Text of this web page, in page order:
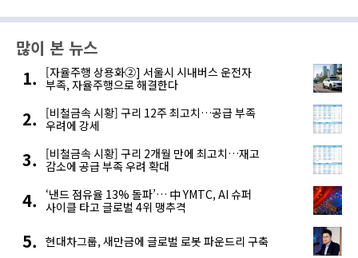
많이 본 뉴스
[자율주행 상용화②] 서울시 시내버스 운전자
부족, 자율주행으로 해결한다
[비철금속 시황] 구리 12주 최고치…공급 부족
우려에 강세
[비철금속 시황] 구리 2개월 만에 최고치…재고
감소에 공급 부족 우려 확대
‘낸드 점유율 13% 돌파’… 中 YMTC, AI 슈퍼
사이클 타고 글로벌 4위 맹추격
현대차그룹, 새만금에 글로벌 로봇 파운드리 구축